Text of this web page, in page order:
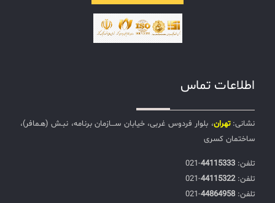
اطلاعات تماس
نشانی:تهران، بلوار فردوس غربی، خیابان ســـازمان برنامه، نبـش (هـمافر)،
ساختمان کسری
تلفن:‌ 44115333
-021
تلفن:‌44115322
-021
تلفن:‌ 44864958
-021